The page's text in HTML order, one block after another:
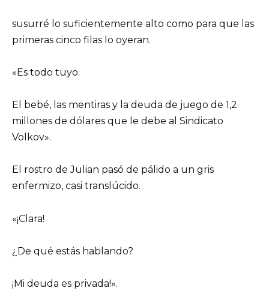
susurré lo suficientemente alto como para que las
primeras cinco filas lo oyeran.
«Es todo tuyo.
El bebé, las mentiras y la deuda de juego de 1,2
millones de dólares que le debe al Sindicato
Volkov».
El rostro de Julian pasó de pálido a un gris
enfermizo, casi translúcido.
«¡Clara!
¿De qué estás hablando?
¡Mi deuda es privada!».